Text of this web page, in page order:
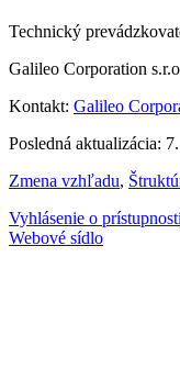
Technický
Galileo Corporation
Kontakt: Galileo
Posledná aktualizácia:
Zmena vzhľadu,
Vyhlásenie o prístupnosti
Webové sídlo